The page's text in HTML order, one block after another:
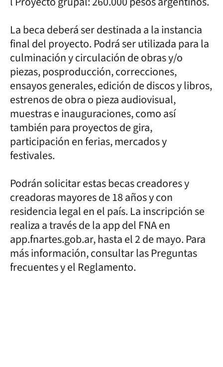
La beca deberá ser destinada a la instancia
final del proyecto. Podrá ser utilizada para la
culminación y circulación de obras y/o
piezas, posproducción, correcciones,
ensayos generales, edición de discos y libros,
estrenos de obra o pieza audiovisual,
muestras e inauguraciones, como así
también para proyectos de gira,
participación en ferias, mercados y
festivales.
Podrán solicitar estas becas creadores y
creadoras mayores de 18 años y con
residencia legal en el país. La inscripción se
realiza a través de la app del FNA en
app.fnartes.gob.ar, hasta el 2 de mayo. Para
más información, consultar las Preguntas
frecuentes y el Reglamento.